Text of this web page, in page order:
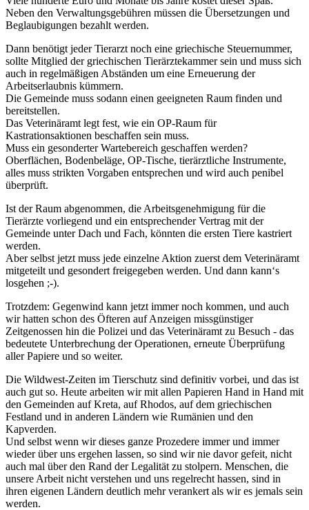
Neben den Verwaltungsgebühren müssen die Übersetzungen und
Beglaubigungen bezahlt werden.
Dann benötigt jeder Tierarzt noch eine griechische Steuernummer,
sollte Mitglied der griechischen Tierärztekammer sein und muss sich
auch in regelmäßigen Abständen um eine Erneuerung der
Arbeitserlaubnis kümmern.
Die Gemeinde muss sodann einen geeigneten Raum finden und
bereitstellen.
Das Veterinäramt legt fest, wie ein OP-Raum für
Kastrationsaktionen beschaffen sein muss.
Muss ein gesonderter Wartebereich geschaffen werden?
Oberflächen, Bodenbeläge, OP-Tische, tierärztliche Instrumente,
alles muss strikten Vorgaben entsprechen und wird auch penibel
überprüft.
Ist der Raum abgenommen, die Arbeitsgenehmigung für die
Tierärzte vorliegend und ein entsprechender Vertrag mit der
Gemeinde unter Dach und Fach, könnten die ersten Tiere kastriert
werden.
Aber selbst jetzt muss jede einzelne Aktion zuerst dem Veterinäramt
mitgeteilt und gesondert freigegeben werden. Und dann kann‘s
losgehen ;-).
Trotzdem: Gegenwind kann jetzt immer noch kommen, und auch
wir hatten schon des Öfteren auf Anzeigen missgünstiger
Zeitgenossen hin die Polizei und das Veterinäramt zu Besuch - das
bedeutete Unterbrechung der Operationen, erneute Überprüfung
aller Papiere und so weiter.
Die Wildwest-Zeiten im Tierschutz sind definitiv vorbei, und das ist
auch gut so. Heute arbeiten wir mit allen Papieren Hand in Hand mit
den Gemeinden auf Kreta, auf Rhodos, auf dem griechischen
Festland und in anderen Ländern wie Rumänien und den
Kapverden.
Und selbst wenn wir dieses ganze Prozedere immer und immer
wieder über uns ergehen lassen, so sind wir nie davor gefeit, nicht
auch mal über den Rand der Legalität zu stolpern. Menschen, die
unsere Arbeit nicht verstehen und uns regelrecht hassen, sind in
ihren eigenen Ländern deutlich mehr verankert als wir es jemals sein
werden.